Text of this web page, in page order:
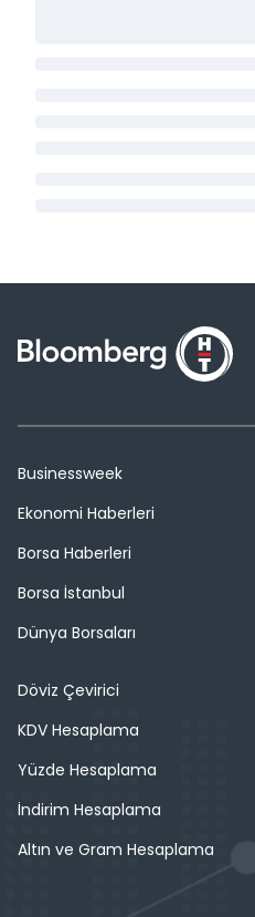
Businessweek
Ekonomi Haberleri
Borsa Haberleri
Borsa İstanbul
Dünya Borsaları
Döviz Çevirici
KDV Hesaplama
Yüzde Hesaplama
İndirim Hesaplama
Altın ve Gram Hesaplama